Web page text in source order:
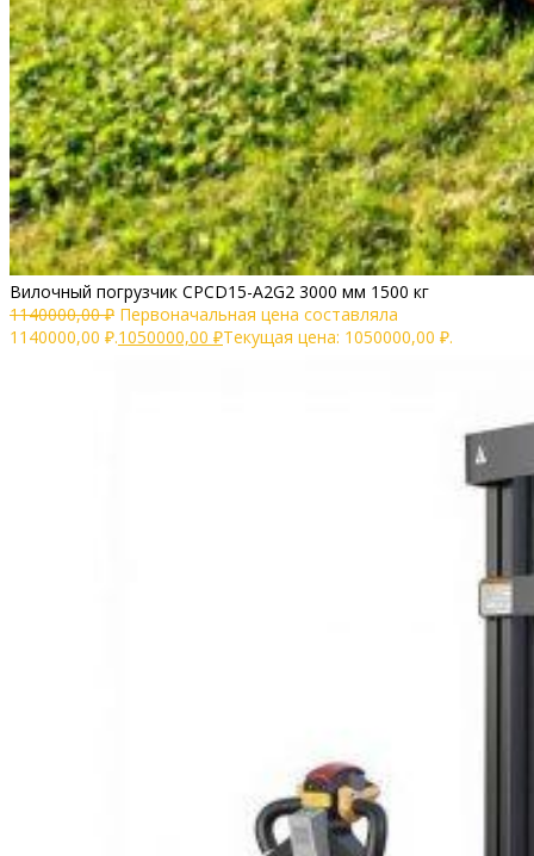
Вилочный погрузчик CPCD15-A2G2 3000 мм 1500 кг
1140000,00₽ Первоначальная цена составляла
1140000,00 ₽.1050000,00 ₽Текущая цена: 1050000,00 ₽.